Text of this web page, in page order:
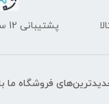
پشتیبانی 12 ساعته کل هفته
فروشگاه ما